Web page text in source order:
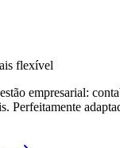
flexível
empresarial:
Perfeitamente